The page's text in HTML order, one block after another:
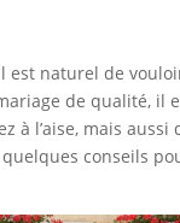
est naturel de
de qualité, il
à l’aise, mais
conseils